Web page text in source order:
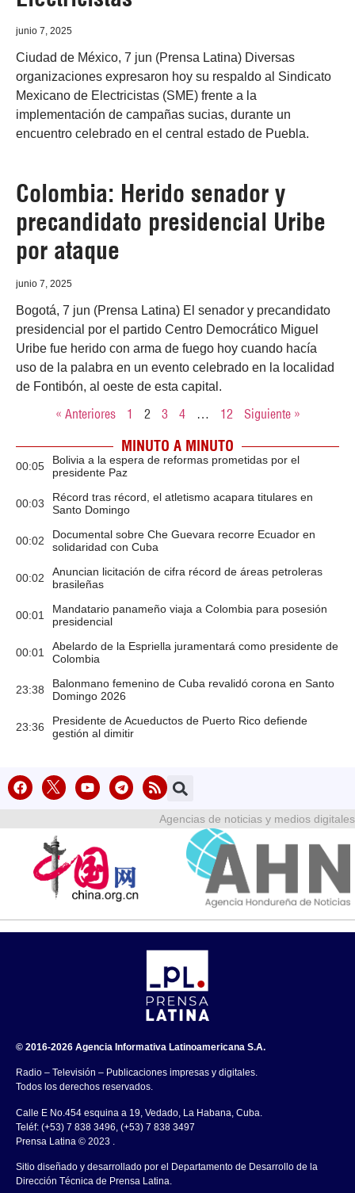
junio 7, 2025
Ciudad de México, 7 jun (Prensa Latina) Diversas
organizaciones expresaron hoy su respaldo al Sindicato
Mexicano de Electricistas (SME) frente a la
implementación de campañas sucias, durante un
encuentro celebrado en el central estado de Puebla.
Colombia: Herido senador y
precandidato presidencial Uribe
por ataque
junio 7, 2025
Bogotá, 7 jun (Prensa Latina) El senador y precandidato
presidencial por el partido Centro Democrático Miguel
Uribe fue herido con arma de fuego hoy cuando hacía
uso de la palabra en un evento celebrado en la localidad
de Fontibón, al oeste de esta capital.
« Anteriores 1 2 3 4 … 12 Siguiente »
MINUTO A MINUTO
00:05
Bolivia a la espera de reformas prometidas por el
presidente Paz
00:03
Récord tras récord, el atletismo acapara titulares en
Santo Domingo
00:02
Documental sobre Che Guevara recorre Ecuador en
solidaridad con Cuba
00:02
Anuncian licitación de cifra récord de áreas petroleras
brasileñas
00:01
Mandatario panameño viaja a Colombia para posesión
presidencial
00:01
Abelardo de la Espriella juramentará como presidente de
Colombia
23:38
Balonmano femenino de Cuba revalidó corona en Santo
Domingo 2026
23:36
Presidente de Acueductos de Puerto Rico defiende
gestión al dimitir
Agencias de noticias y medios digitales
© 2016-2026 Agencia Informativa Latinoamericana S.A.
Radio – Televisión – Publicaciones impresas y digitales.
Todos los derechos reservados.
Calle E No.454 esquina a 19, Vedado, La Habana, Cuba.
Teléf: (+53) 7 838 3496, (+53) 7 838 3497
Prensa Latina © 2023 .
Sitio diseñado y desarrollado por el Departamento de Desarrollo de la
Dirección Técnica de Prensa Latina.